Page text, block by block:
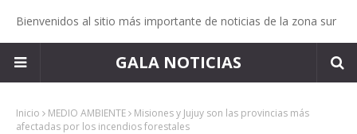
Bienvenidos al sitio más importante de noticias de la zona sur
GALA NOTICIAS
Inicio MEDIO AMBIENTE
Misiones y Jujuy son las provincias más
afectadas por los incendios forestales